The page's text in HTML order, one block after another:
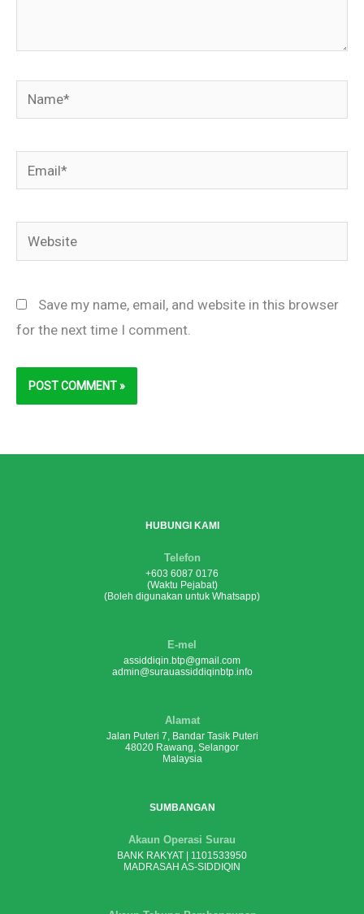
Name*
Email*
Website
Save my name, email, and website in this browser
for the next time I comment.
HUBUNGI KAMI
Telefon
+603 6087 0176
(Waktu Pejabat)
(Boleh digunakan untuk Whatsapp)
E-mel
assiddiqin.btp@gmail.com
admin@surauassiddiqinbtp.info
Alamat
Jalan Puteri 7, Bandar Tasik Puteri
48020 Rawang, Selangor
Malaysia
SUMBANGAN
Akaun Operasi Surau
BANK RAKYAT | 1101533950
MADRASAH AS-SIDDIQIN